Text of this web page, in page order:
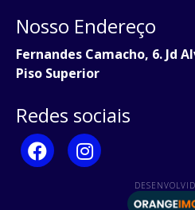
Nosso Endereço
Fernandes Camacho, 6. Jd
Piso Superior
Redes sociais